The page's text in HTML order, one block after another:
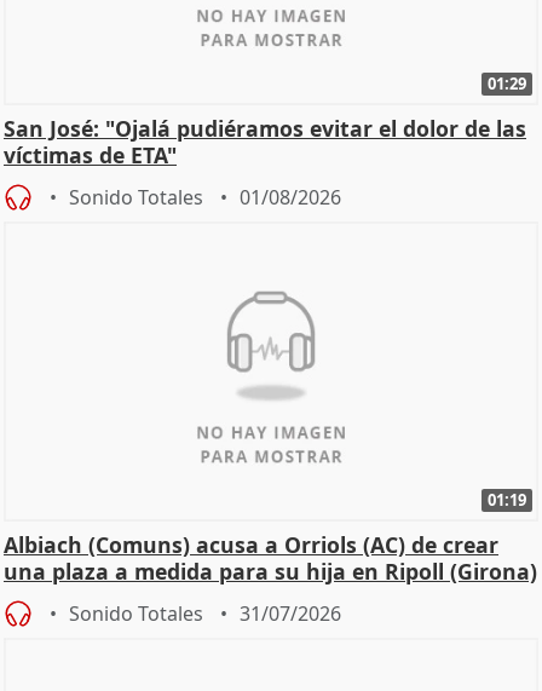
01:29
San José: "Ojalá pudiéramos evitar el dolor de las
víctimas de ETA"
Sonido Totales 01/08/2026
01:19
Albiach (Comuns) acusa a Orriols (AC) de crear
una plaza a medida para su hija en Ripoll (Girona)
Sonido Totales 31/07/2026